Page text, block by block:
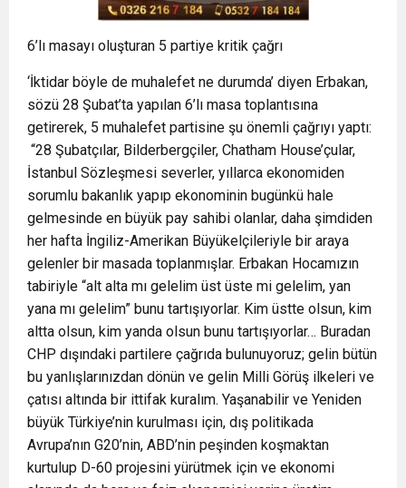
6’lı masayı oluşturan 5 partiye kritik çağrı
‘İktidar böyle de muhalefet ne durumda’ diyen Erbakan,
sözü 28 Şubat’ta yapılan 6’lı masa toplantısına
getirerek, 5 muhalefet partisine şu önemli çağrıyı yaptı:
“28 Şubatçılar, Bilderbergçiler, Chatham House’çular,
İstanbul Sözleşmesi severler, yıllarca ekonomiden
sorumlu bakanlık yapıp ekonominin bugünkü hale
gelmesinde en büyük pay sahibi olanlar, daha şimdiden
her hafta İngiliz-Amerikan Büyükelçileriyle bir araya
gelenler bir masada toplanmışlar. Erbakan Hocamızın
tabiriyle “alt alta mı gelelim üst üste mi gelelim, yan
yana mı gelelim” bunu tartışıyorlar. Kim üstte olsun, kim
altta olsun, kim yanda olsun bunu tartışıyorlar… Buradan
CHP dışındaki partilere çağrıda bulunuyoruz; gelin bütün
bu yanlışlarınızdan dönün ve gelin Milli Görüş ilkeleri ve
çatısı altında bir ittifak kuralım. Yaşanabilir ve Yeniden
büyük Türkiye’nin kurulması için, dış politikada
Avrupa’nın G20’nin, ABD’nin peşinden koşmaktan
kurtulup D-60 projesini yürütmek için ve ekonomi